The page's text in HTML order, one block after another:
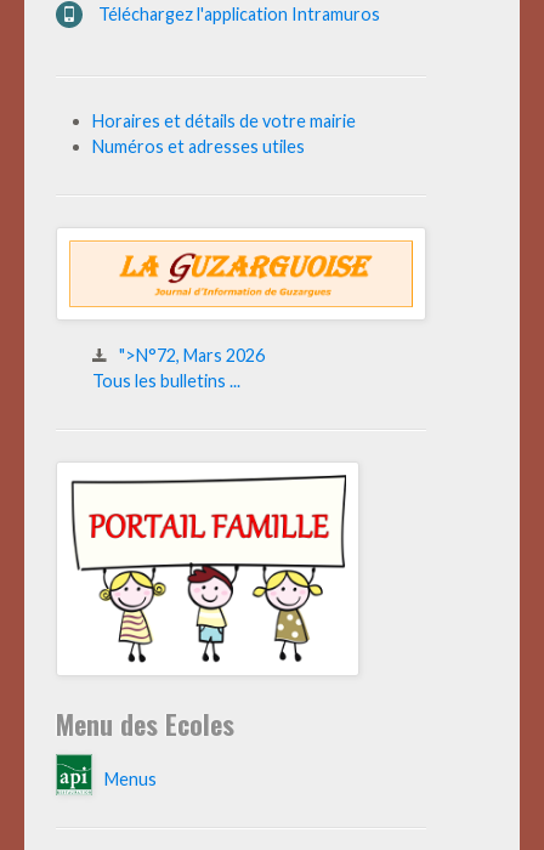
Téléchargez l'application Intramuros
Horaires et détails de votre mairie
Numéros et adresses utiles
">N°72, Mars 2026
Tous les bulletins ...
Menu des Ecoles
Menus